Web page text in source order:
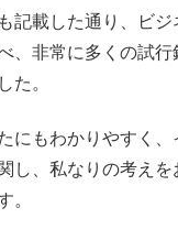
記載した通り、ビ
、非常に多くの試
た。
にもわかりやすく
し、私なりの考えを
。